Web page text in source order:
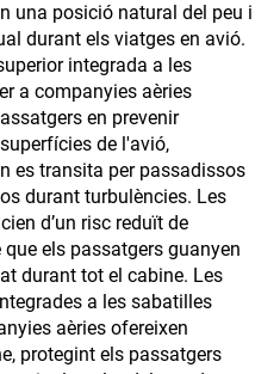
una posició natural del peu i
durant els viatges en avió.
integrada a les
a companyies aèries
en prevenir
de l'avió,
es transita per passadissos
durant turbulències. Les
d’un risc reduït de
els passatgers guanyen
durant tot el cabine. Les
a les sabatilles
aèries ofereixen
protegint els passatgers